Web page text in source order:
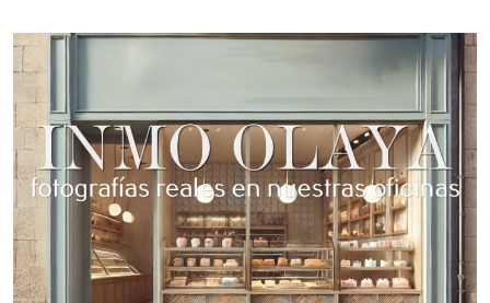
Valor Agregado: La posibilidad de degustación
Infraestructura Adecuada: Superficie de 200 m2
con zona de obrador y degustación.
Terraza privada
Condiciones de Traspaso
Monto de Traspaso: 159.000 euros.
Alquiler Mensual: 1.933 euros finales